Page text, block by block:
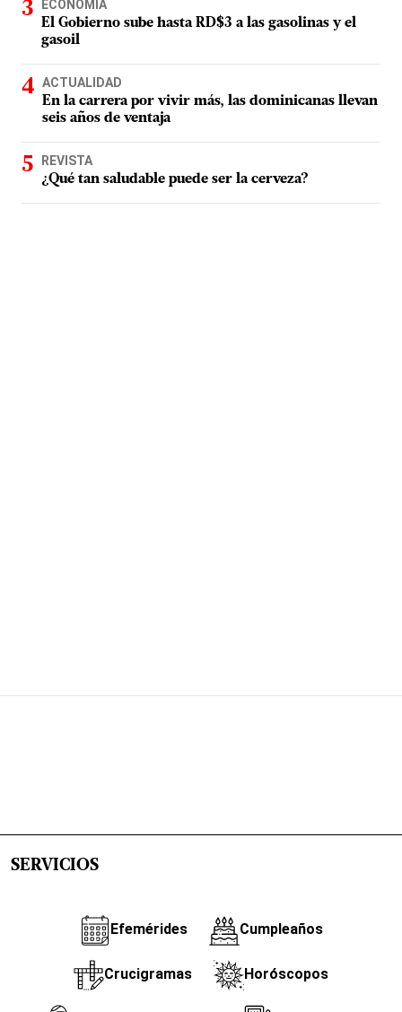
ECONOMÍA
El Gobierno sube hasta RD$3 a las gasolinas y el
gasoil
ACTUALIDAD
En la carrera por vivir más, las dominicanas llevan
seis años de ventaja
REVISTA
¿Qué tan saludable puede ser la cerveza?
SERVICIOS
Efemérides Cumpleaños
Crucigramas Horóscopos